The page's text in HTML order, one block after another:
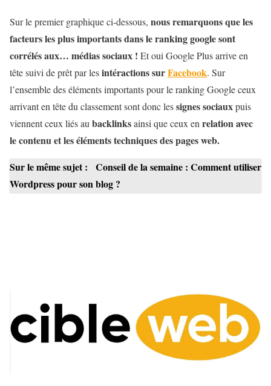
Sur le premier graphique ci-dessous, nous remarquons que les
facteurs les plus importants dans le ranking google sont
corrélés aux… médias sociaux ! Et oui Google Plus arrive en
tête suivi de prêt par lesintéractions surFacebook. Sur
l’ensemble des éléments importants pour le ranking Google ceux
arrivant en tête du classement sont donc lessignes sociauxpuis
viennent ceux liés aubacklinksainsi que ceux enrelation avec
le contenu et les éléments techniques des pages web.
Sur le même sujet :
Conseil de la semaine : Comment utiliser
Wordpress pour son blog ?